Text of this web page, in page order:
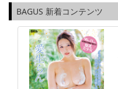
BAGUS 新着コンテンツ